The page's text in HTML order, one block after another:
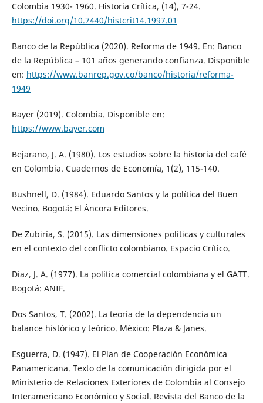
Colombia 1930- 1960. Historia Crítica, (14), 7-24.
https://doi.org/10.7440/histcrit14.1997.01
Banco de la República (2020). Reforma de 1949. En: Banco
de la República – 101 años generando confianza. Disponible
en: https://www.banrep.gov.co/banco/historia/reforma-
1949
Bayer (2019). Colombia. Disponible en:
https://www.bayer.com
Bejarano, J. A. (1980). Los estudios sobre la historia del café
en Colombia. Cuadernos de Economía, 1(2), 115-140.
Bushnell, D. (1984). Eduardo Santos y la política del Buen
Vecino. Bogotá: El Áncora Editores.
De Zubiría, S. (2015). Las dimensiones políticas y culturales
en el contexto del conflicto colombiano. Espacio Crítico.
Díaz, J. A. (1977). La política comercial colombiana y el GATT.
Bogotá: ANIF.
Dos Santos, T. (2002). La teoría de la dependencia un
balance histórico y teórico. México: Plaza & Janes.
Esguerra, D. (1947). El Plan de Cooperación Económica
Panamericana. Texto de la comunicación dirigida por el
Ministerio de Relaciones Exteriores de Colombia al Consejo
Interamericano Económico y Social. Revista del Banco de la